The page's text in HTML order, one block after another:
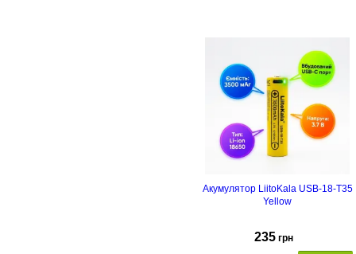
Акумулятор LiitoKala USB-18-T35
Yellow
235 грн